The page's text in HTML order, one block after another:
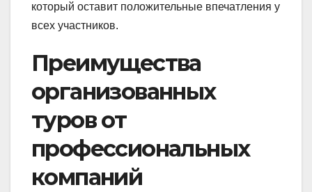
который оставит положительные впечатления у
всех участников.
Преимущества
организованных
туров от
профессиональных
компаний